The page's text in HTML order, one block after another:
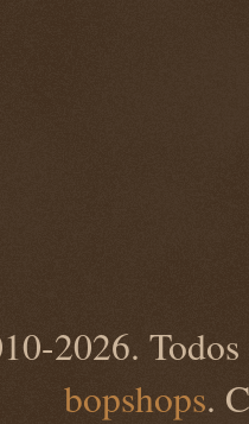
2026. Todos
bopshops.